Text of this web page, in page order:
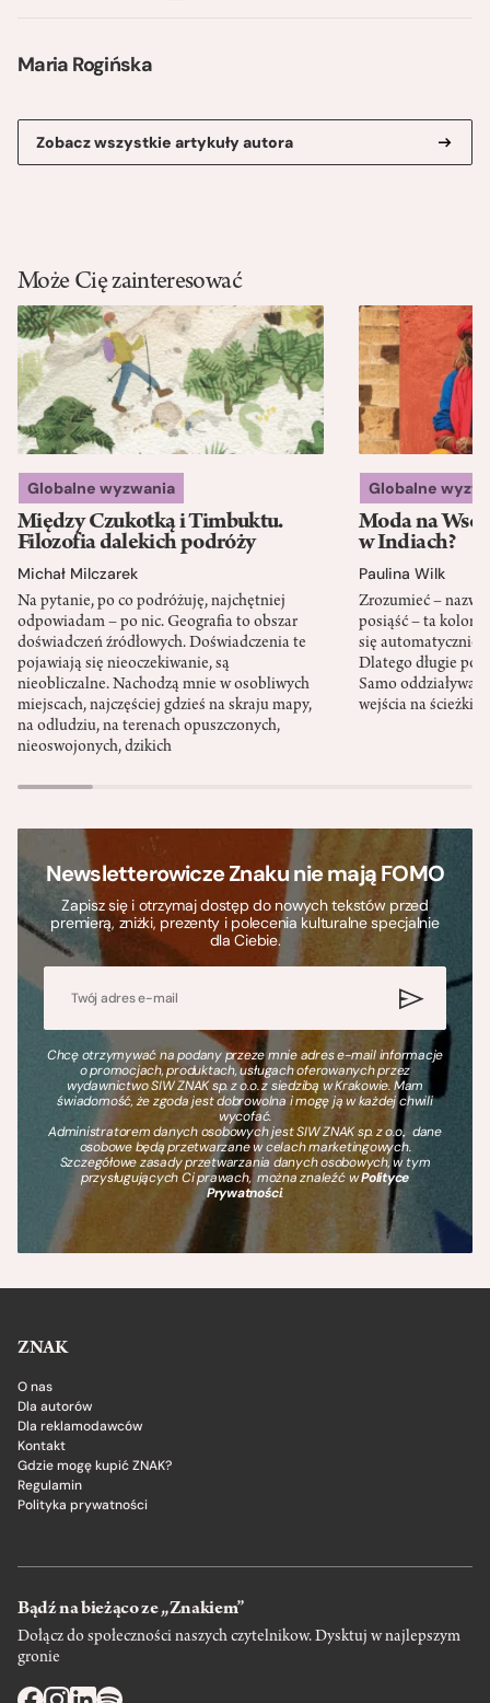
Maria Rogińska
Zobacz wszystkie artykuły autora
Może Cię zainteresować
Globalne wyzwania
Między Czukotką i Timbuktu.
Filozofia dalekich podróży
Michał Milczarek
Na pytanie, po co podróżuję, najchętniej
odpowiadam – po nic. Geografia to obszar
doświadczeń źródłowych. Doświadczenia te
pojawiają się nieoczekiwanie, są
nieobliczalne. Nachodzą mnie w osobliwych
miejscach, najczęściej gdzieś na skraju mapy,
na odludziu, na terenach opuszczonych,
nieoswojonych, dzikich
Globalne
Moda na
w Indiach?
Paulina Wilk
Zrozumieć –
posiąść – ta
się automatycznie,
Dlatego długie
Samo
wejścia na ścieżki
Newsletterowicze Znaku nie mają FOMO
Zapisz się i otrzymaj dostęp do nowych tekstów przed
premierą, zniżki, prezenty i polecenia kulturalne specjalnie
dla Ciebie.
Chcę otrzymywać na podany przeze mnie adres e-mail informacje
o promocjach, produktach, usługach oferowanych przez
wydawnictwo SIW ZNAK sp. z o.o. z siedzibą w Krakowie. Mam
świadomość, że zgoda jest dobrowolna i mogę ją w każdej chwili
wycofać.
Administratorem danych osobowych jest SIW ZNAK sp. z o.o., dane
osobowe będą przetwarzane w celach marketingowych.
Szczegółowe zasady przetwarzania danych osobowych, w tym
przysługujących Ci prawach, można znaleźć wPolityce
Prywatności.
ZNAK
O nas
Dla autorów
Dla reklamodawców
Kontakt
Gdzie mogę kupić ZNAK?
Regulamin
Polityka prywatności
Bądź na bieżąco ze „Znakiem”
Dołącz do społeczności naszych czytelnikow. Dysktuj w najlepszym
gronie